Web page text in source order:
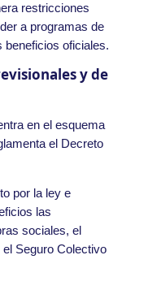
restricciones
a programas de
beneficios oficiales.
y de
en el esquema
el Decreto
por la ley e
las
sociales, el
Seguro Colectivo